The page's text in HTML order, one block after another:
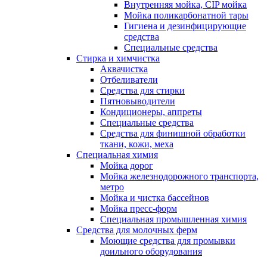
Внутренняя мойка, CIP мойка
Мойка поликарбонатной тары
Гигиена и дезинфицирующие
средства
Специальные средства
Стирка и химчистка
Аквачистка
Отбеливатели
Средства для стирки
Пятновыводители
Кондиционеры, аппреты
Специальные средства
Средства для финишной обработки
ткани, кожи, меха
Специальная химия
Мойка дорог
Мойка железнодорожного транспорта,
метро
Мойка и чистка бассейнов
Мойка пресс-форм
Специальная промышленная химия
Средства для молочных ферм
Моющие средства для промывки
доильного оборудования